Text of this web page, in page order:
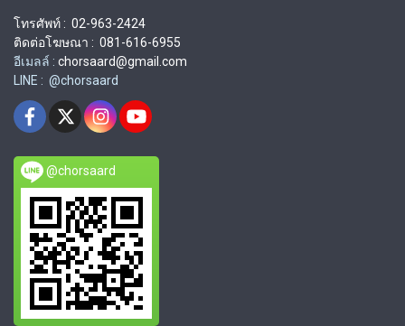
โทรศัพท์ : 02-963-2424
ติดต่อโฆษณา : 081-616-6955
อีเมลล์ : chorsaard@gmail.com
LINE : @chorsaard
@chorsaard